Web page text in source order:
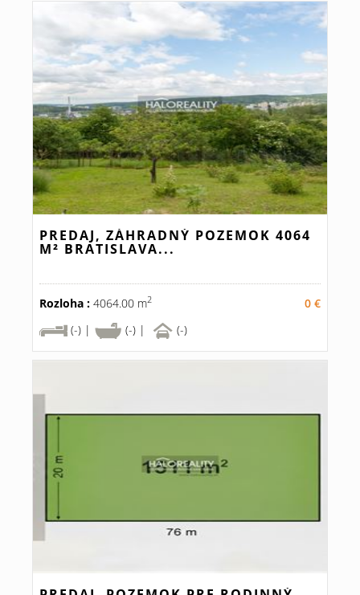
PREDAJ, ZÁHRADNÝ POZEMOK 4064
M² BRATISLAVA...
Rozloha : 4064.00 m2
0 €
(-) |
(-) | (-)